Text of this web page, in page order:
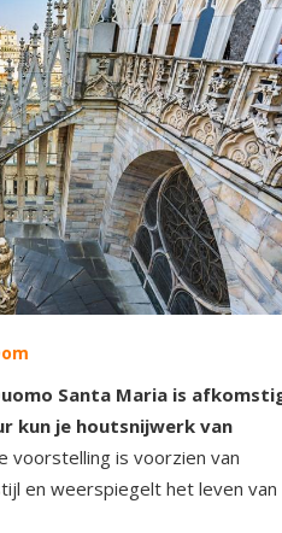
Santa Maria is
kun je houtsnijwerk van
voorstelling is voorzien van
en weerspiegelt het leven van